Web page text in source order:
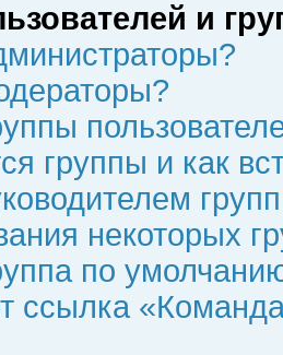
и
группы и как
некоторых
по
ссылка